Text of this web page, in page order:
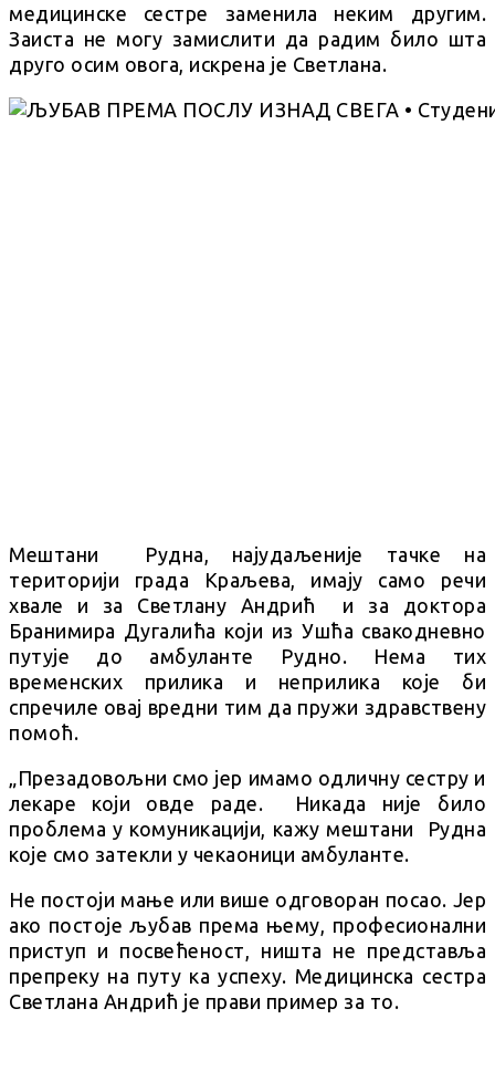
медицинске сестре заменила неким другим.
Заиста не могу замислити да радим било шта
друго осим овога, искрена је Светлана.
Мештани Рудна, најудаљеније тачке на
територији града Краљева, имају само речи
хвале и за Светлану Андрић и за доктора
Бранимира Дугалића који из Ушћа свакодневно
путује до амбуланте Рудно. Нема тих
временских прилика и неприлика које би
спречиле овај вредни тим да пружи здравствену
помоћ.
„Презадовољни смо јер имамо одличну сестру и
лекаре који овде раде. Никада није било
проблема у комуникацији, кажу мештани Рудна
које смо затекли у чекаоници амбуланте.
Не постоји мање или више одговоран посао. Јер
ако постоје љубав према њему, професионални
приступ и посвећеност, ништа не представља
препреку на путу ка успеху. Медицинска сестра
Светлана Андрић је прави пример за то.